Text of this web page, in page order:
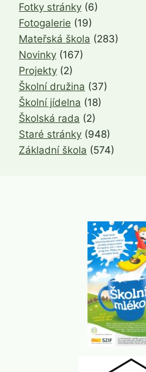
Fotky stránky (6)
Fotogalerie (19)
Mateřská škola (283)
Novinky (167)
Projekty (2)
Školní družina (37)
Školní jídelna (18)
Školská rada (2)
Staré stránky (948)
Základní škola (574)